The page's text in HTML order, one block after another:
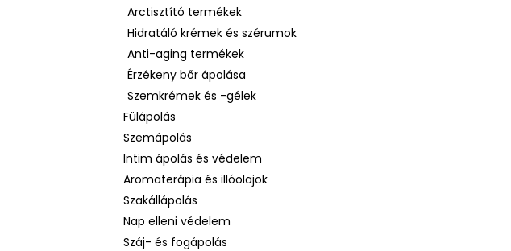
Arctisztító termékek
Hidratáló krémek és szérumok
Anti-aging termékek
Érzékeny bőr ápolása
Szemkrémek és -gélek
Fülápolás
Szemápolás
Intim ápolás és védelem
Aromaterápia és illóolajok
Szakállápolás
Nap elleni védelem
Száj- és fogápolás